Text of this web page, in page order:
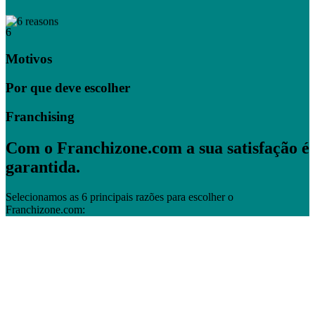
6
Motivos
Por que deve escolher
Franchising
Com o Franchizone.com a sua satisfação é
garantida.
Selecionamos as 6 principais razões para escolher o
Franchizone.com: